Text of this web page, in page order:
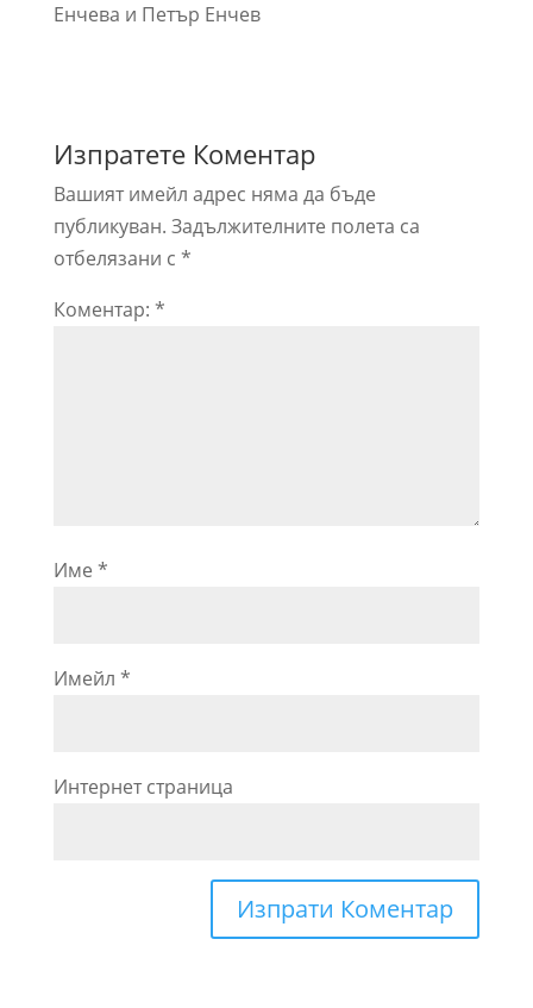
Енчева и Петър Енчев
Изпратете Коментар
Вашият имейл адрес няма да бъде
публикуван. Задължителните полета са
отбелязани с *
Коментар: *
Име *
Имейл *
Интернет страница